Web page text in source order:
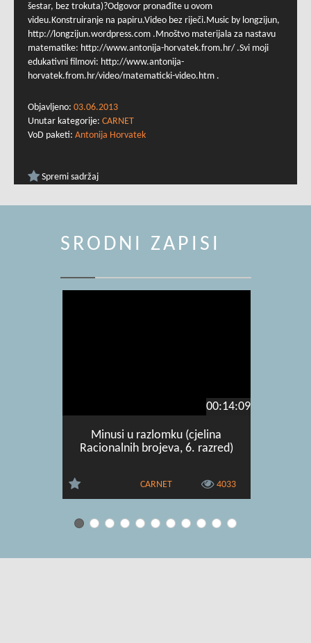
šestar, bez trokuta)?Odgovor pronađite u ovom
videu.Konstruiranje na papiru.Video bez riječi.Music by longzijun,
http://longzijun.wordpress.com .Mnoštvo materijala za nastavu
matematike: http://www.antonija-horvatek.from.hr/ .Svi moji
edukativni filmovi: http://www.antonija-
horvatek.from.hr/video/matematicki-video.htm .
Objavljeno: 03.06.2013
Unutar kategorije: CARNET
VoD paketi: Antonija Horvatek
Spremi sadržaj
SRODNI ZAPISI
00:14:09
Minusi u razlomku (cjelina
Racionalnih brojeva, 6. razred)
CARNET 4033